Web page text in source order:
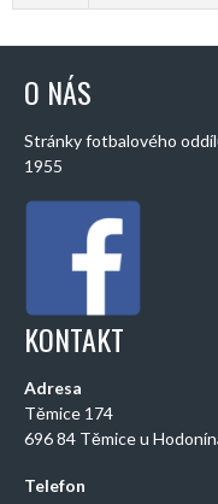
O NÁS
Stránky fotbalového
1955
KONTAKT
Adresa
Těmice 174
696 84 Těmice u
Telefon